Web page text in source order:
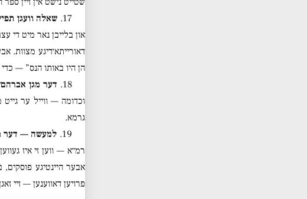
17. שאלה וועגן
און בלייבן נאר מיט די
דאורייתא׳דיגע מצוות.
הן היו באותו הנס” — כדי
18. דער מגן
וכדומה — ווייל ער
גרמא.
19. למעשה — דער
רמ״א — ווען זי איז
אבער היינטיגע פוסקים,
פרויען דאווענען — זיי